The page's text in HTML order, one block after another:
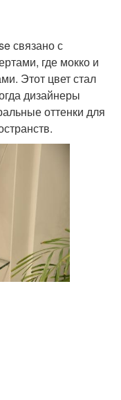
связано с
где мокко и
Этот цвет стал
дизайнеры
оттенки для